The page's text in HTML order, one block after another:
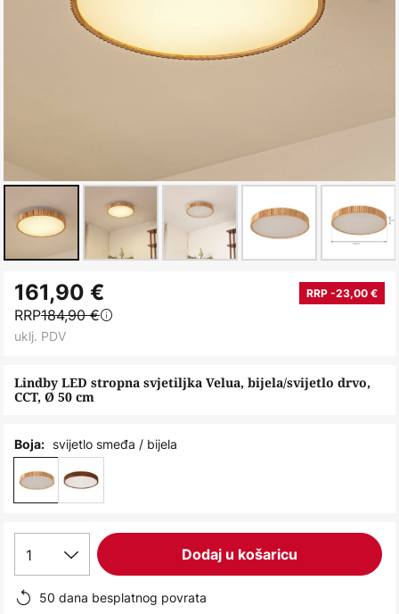
to
the
beginning
the
images
Lindby LED stropna svjetiljka Velua, bijela/svijetlo drvo,
CCT, Ø 50 cm
161,90 € RRP -23,00 €
RRP184,90 €
uklj. PDV
Boja: svijetlo smeđa / bijela
1 Dodaj u košaricu
50 dana besplatnog povrata